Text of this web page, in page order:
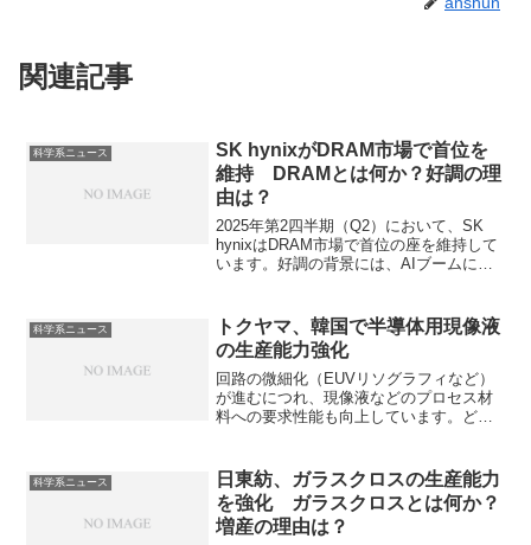
関連記事
科学系ニュース
SK hynixがDRAM市場で首位を
維持 DRAMとは何か？好調の理
由は？
2025年第2四半期（Q2）において、SK
hynixはDRAM市場で首位の座を維持して
います。好調の背景には、AIブームによ
このトレンドにいち早く対応し、市場を
席巻しましたことにあります。HBMとは
何かSK hynixの優位性がどこかを知るこ
とができます。
科学系ニュース
トクヤマ、韓国で半導体用現像液
の生産能力強化
回路の微細化（EUVリソグラフィなど）
が進むにつれ、現像液などのプロセス材
料への要求性能も向上しています。どの
科学系ニュース
日東紡、ガラスクロスの生産能力
を強化 ガラスクロスとは何か？
増産の理由は？